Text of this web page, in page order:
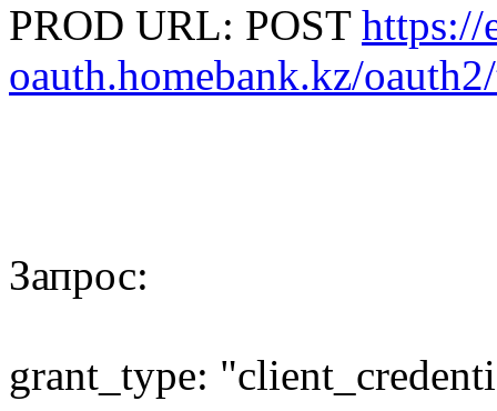
PROD URL: POST https://
oauth.homebank.kz/
Запрос:
grant_type: